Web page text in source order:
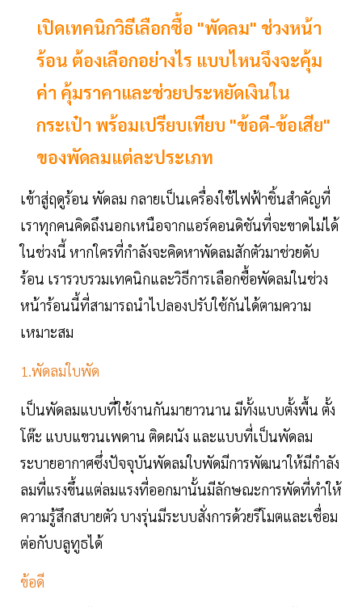
เปิดเทคนิกวิธีเลือกซื้อ "พัดลม" ช่วงหน้า
ร้อน ต้องเลือกอย่างไร แบบไหนจึงจะคุ้ม
ค่า คุ้มราคาและช่วยประหยัดเงินใน
กระเป๋า พร้อมเปรียบเทียบ "ข้อดี-ข้อเสีย"
ของพัดลมแต่ละประเภท
เข้าสู่ฤดูร้อน พัดลม กลายเป็นเครื่องใช้ไฟฟ้าชิ้นสำคัญที่
เราทุกคนคิดถึงนอกเหนือจากแอร์คอนดิชันที่จะขาดไม่ได้
ในช่วงนี้ หากใครที่กำลังจะคิดหาพัดลมสักตัวมาช่วยดับ
ร้อน เรารวบรวมเทคนิกและวิธีการเลือกซื้อพัดลมในช่วง
หน้าร้อนนี้ที่สามารถนำไปลองปรับใช้กันได้ตามความ
เหมาะสม
1.พัดลมใบพัด
เป็นพัดลมแบบที่ใช้งานกันมายาวนาน มีทั้งแบบตั้งพื้น ตั้ง
โต๊ะ แบบแขวนเพดาน ติดผนัง และแบบที่เป็นพัดลม
ระบายอากาศซึ่งปัจจุบันพัดลมใบพัดมีการพัฒนาให้มีกำลัง
ลมที่แรงขึ้นแต่ลมแรงที่ออกมานั้นมีลักษณะการพัดที่ทำให้
ความรู้สึกสบายตัว บางรุ่นมีระบบสั่งการด้วยรีโมตและเชื่อม
ต่อกับบลูทูธได้
ข้อดี